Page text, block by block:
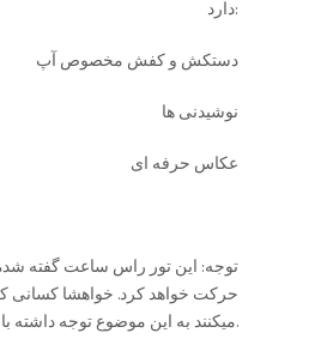
دارد:
دستکش و کفش مخصوص آپ
نوشیدنی ها
عکاس حرفه ای
توجه: این تور راس ساعت گفته
حرکت خواهد کرد. خواهشا کسانی
میکنند به این موضوع توجه داشته باشند.